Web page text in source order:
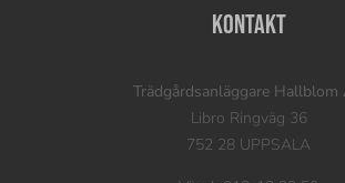
Kontakt
Trädgårdsanläggare Hallblom
Libro Ringväg 36
752 28 UPPSALA